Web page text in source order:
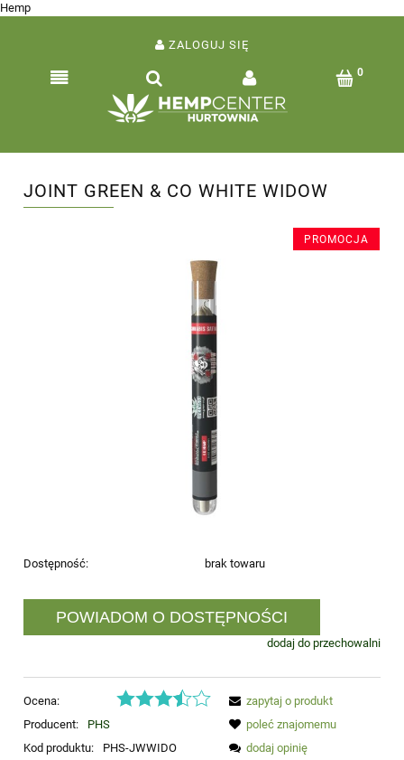
Hemp
ZALOGUJ SIĘ
JOINT GREEN & CO WHITE WIDOW
PROMOCJA
Dostępność: brak towaru
POWIADOM O DOSTĘPNOŚCI
dodaj do przechowalni
Ocena:
Producent:
PHS
Kod produktu:
PHS-JWWIDO
zapytaj o produkt
poleć znajomemu
dodaj opinię